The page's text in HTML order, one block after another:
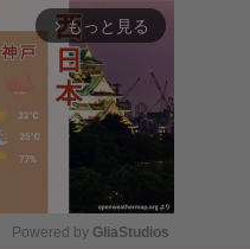
arrow_forward_ios もっと見る
Powered by GliaStudios